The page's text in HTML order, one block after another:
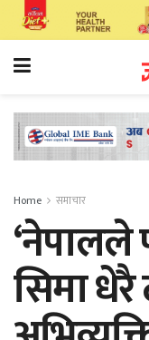
Home समाचार
‘नेपालले
सिमा